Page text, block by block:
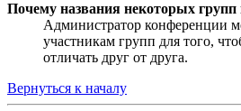
Почему названия некоторых
Администратор конференции
участникам групп для того,
отличать друг от друга.
Вернуться к началу